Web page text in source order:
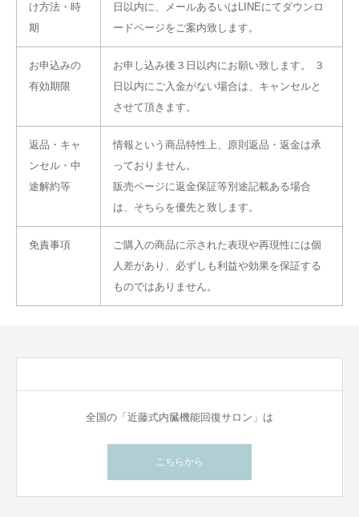
け方法・時
期
日以内に、メールあるいはLINEにてダウンロ
ードページをご案内致します。
お申込みの
有効期限
お申し込み後３日以内にお願い致します。 ３
日以内にご入金がない場合は、キャンセルと
させて頂きます。
返品・キャ
ンセル・中
途解約等
情報という商品特性上、原則返品・返金は承
っておりません。
販売ページに返金保証等別途記載ある場合
は、そちらを優先と致します。
免責事項
ご購入の商品に示された表現や再現性には個
人差があり、必ずしも利益や効果を保証する
ものではありません。
全国の「近藤式内臓機能回復サロン」は
こちらから